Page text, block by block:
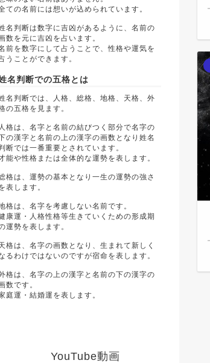
ての名前には想いが込められています。
名判断は数字に吉凶があるように、名前の
数を元に吉凶を占います。
前を数字にして占うことで、性格や運気を
うことができます。
名判断での五格とは
名判断では、人格、総格、地格、天格、外
の五格を見ます。
人格は、名字と名前の結びつく部分で名字の
の漢字と名前の上の漢字の画数となり姓名
断では一番重要とされています。
能や性格または全体的な運勢を表します。
格は、運勢の基本となり一生の運勢の強さ
表します。
格は、名字を考慮しない名前です。
康運・人格性格等生きていくための形成期
運勢を表します。
格は、名字の画数となり、生まれて新しく
るわけではないのですが宿命を表します。
格は、名字の上の漢字と名前の下の漢字の
数です。
庭運・結婚運を表します。
YouTube動画